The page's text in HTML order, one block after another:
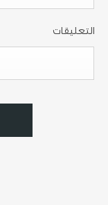
التعليقات